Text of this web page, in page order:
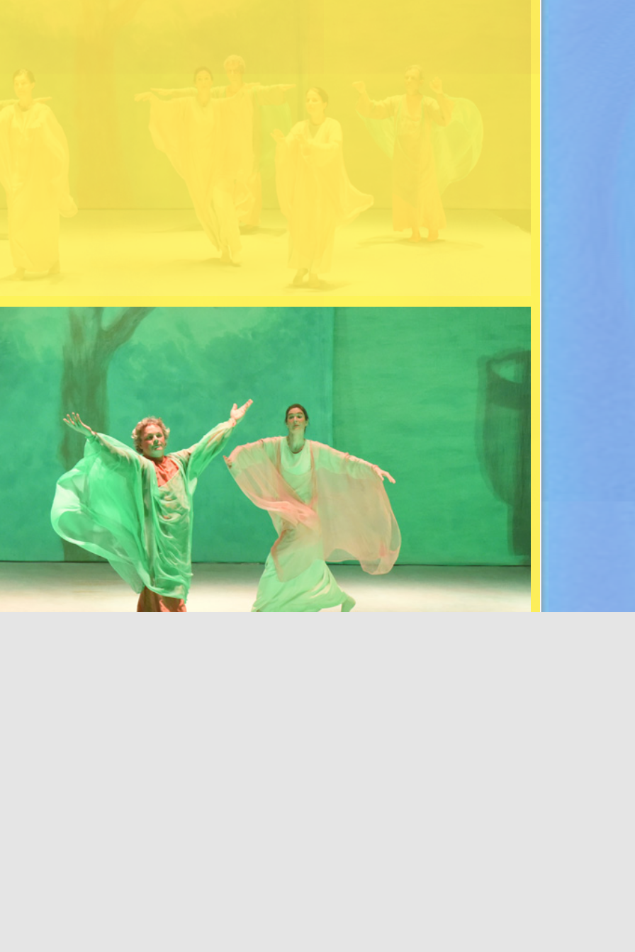
Bitte die E-Mail-Adresse des Benutzerkontos eingeben. Ein Bestätigungscode wird dann an diese
E-Mail-Adresse*
Nach Oben